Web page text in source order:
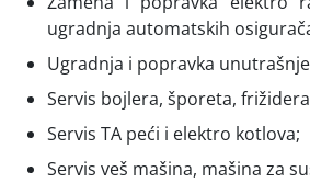
ugradnja automatskih
Ugradnja i popravka
Servis bojlera, šporeta,
Servis TA peći i elektro kotlova;
Servis veš mašina, mašina za